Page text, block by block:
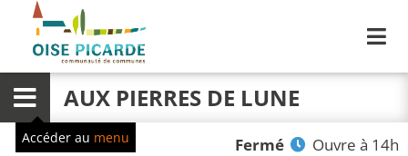
Menu AUX PIERRES DE LUNE
Fermé Ouvre à 14h
Accéder au menu